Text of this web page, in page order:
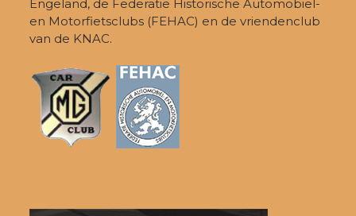
Engeland, de Federatie Historische Automobiel-
en Motorfietsclubs (FEHAC) en de vriendenclub
van de KNAC.